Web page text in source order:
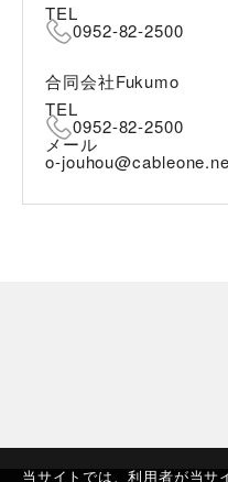
当サイトでは、利用者が当サ
TEL
0952-82-2500
合同会社Fukumo
TEL
0952-82-2500
メール
o-